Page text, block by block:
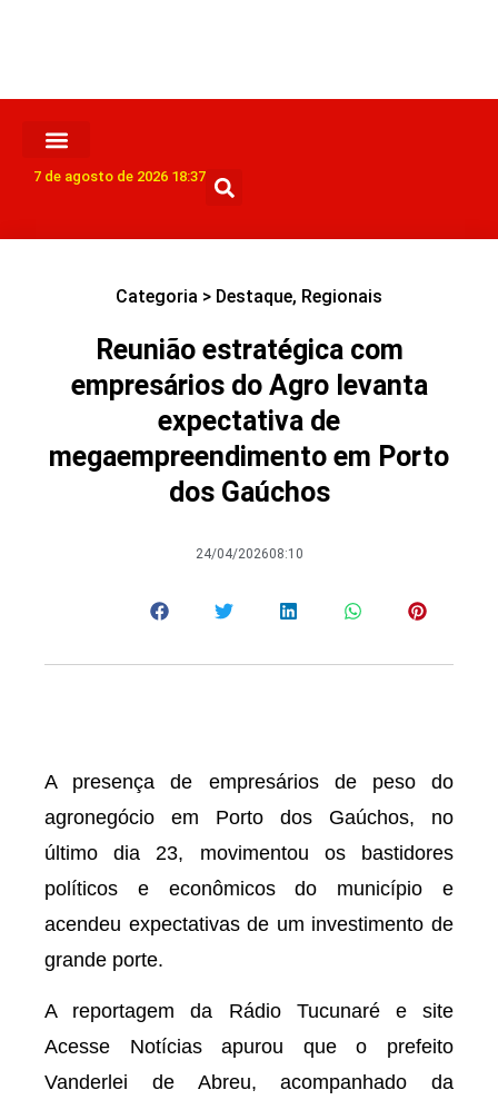
7 de agosto de 2026 18:37
Categoria > Destaque, Regionais
Reunião estratégica com
empresários do Agro levanta
expectativa de
megaempreendimento em Porto
dos Gaúchos
24/04/202608:10
A presença de empresários de peso do
agronegócio em Porto dos Gaúchos, no
último dia 23, movimentou os bastidores
políticos e econômicos do município e
acendeu expectativas de um investimento de
grande porte.
A reportagem da Rádio Tucunaré e site
Acesse Notícias apurou que o prefeito
Vanderlei de Abreu, acompanhado da